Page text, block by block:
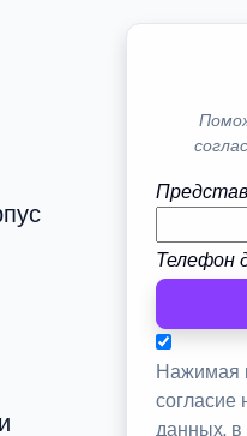
Телефон
Нажимая
согласие
данных, в